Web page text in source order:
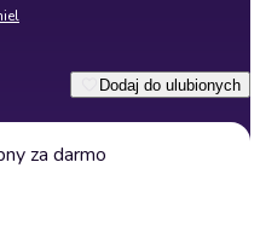
Dodaj do ulubionych
za darmo